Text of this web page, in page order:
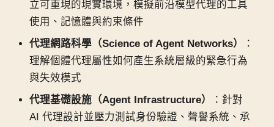
立可重現的現實環境，模擬前沿模型代理的工具
使用、記憶體與約束條件
代理網路科學（Science of Agent Networks）
：
理解個體代理屬性如何產生系統層級的緊急行為
與失效模式
代理基礎設施（Agent Infrastructure）
：針對
AI 代理設計並壓力測試身份驗證、聲譽系統、承